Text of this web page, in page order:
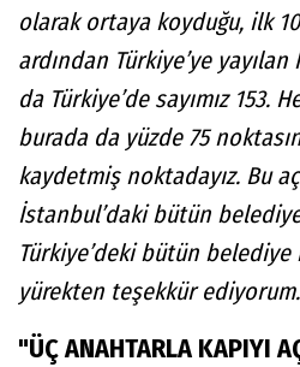
olarak ortaya koyduğu, ilk
ardından Türkiye’ye
da Türkiye’de sayımız 153.
burada da yüzde 75
kaydetmiş noktadayız. Bu
İstanbul’daki bütün
Türkiye’deki bütün belediye
yürekten teşekkür ediyorum.
"ÜÇ ANAHTARLA KAPIYI